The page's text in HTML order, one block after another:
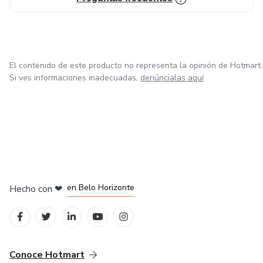
El contenido de este producto no representa la opinión de Hotmart.
Si ves informaciones inadecuadas, denúncialas aquí
Hecho con ❤ en Belo Horizonte
Conoce Hotmart